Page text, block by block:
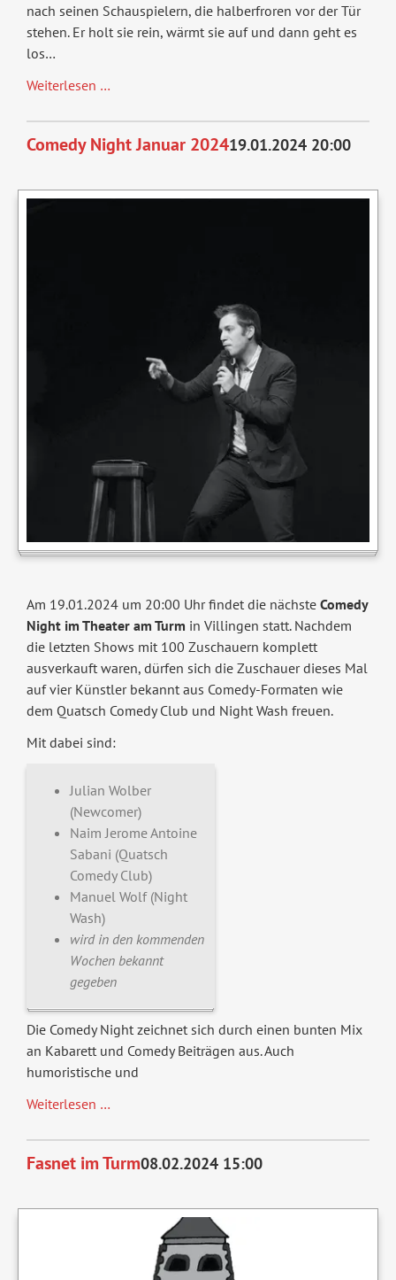
nach seinen Schauspielern, die halberfroren vor der Tür
stehen. Er holt sie rein, wärmt sie auf und dann geht es
los…
Weiterlesen …
...
Comedy Night Januar 202419.01.2024 20:00
Am 19.01.2024 um 20:00 Uhr findet die nächste Comedy
Night im Theater am Turm in Villingen statt. Nachdem
die letzten Shows mit 100 Zuschauern komplett
ausverkauft waren, dürfen sich die Zuschauer dieses Mal
auf vier Künstler bekannt aus Comedy-Formaten wie
dem Quatsch Comedy Club und Night Wash freuen.
Mit dabei sind:
Julian Wolber
(Newcomer)
Naim Jerome Antoine
Sabani (Quatsch
Comedy Club)
Manuel Wolf (Night
Wash)
wird in den kommenden
Wochen bekannt
gegeben
Die Comedy Night zeichnet sich durch einen bunten Mix
an Kabarett und Comedy Beiträgen aus. Auch
humoristische und
Weiterlesen …
Januar
2024
Fasnet im Turm08.02.2024 15:00